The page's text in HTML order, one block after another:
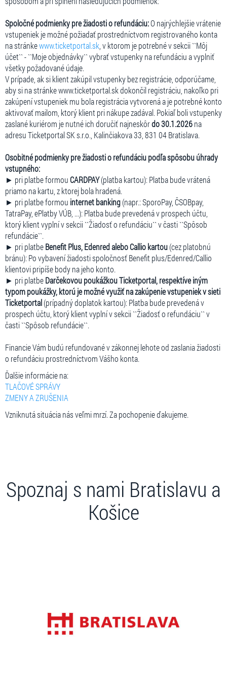
Spoločné podmienky pre žiadosti o refundáciu:O najrýchlejšie vrátenie
vstupeniek je možné požiadať prostredníctvom registrovaného konta
na stránkewww.ticketportal.sk , v ktorom je potrebné v sekcii ``Môj
účet`` - ``Moje objednávky`` vybrať vstupenky na refundáciu a vyplniť
všetky požadované údaje.
V prípade, ak si klient zakúpil vstupenky bez registrácie, odporúčame,
aby si na stránke www.ticketportal.sk dokončil registráciu, nakoľko pri
zakúpení vstupeniek mu bola registrácia vytvorená a je potrebné konto
aktivovať mailom, ktorý klient pri nákupe zadával. Pokiaľ boli vstupenky
zaslané kuriérom je nutné ich doručiť najneskôrdo 30.1.2026na
adresu Ticketportal SK s.r.o., Kalinčiakova 33, 831 04 Bratislava.
Osobitné podmienky pre žiadosti o refundáciu podľa spôsobu úhrady
vstupného:
► pri platbe formouCARDPAY(platba kartou): Platba bude vrátená
priamo na kartu, z ktorej bola hradená.
► pri platbe formou internet banking(napr.: SporoPay, ČSOBpay,
TatraPay, ePlatby VÚB, ...): Platba bude prevedená v prospech účtu,
ktorý klient vyplní v sekcii ``Žiadosť o refundáciu`` v časti ``Spôsob
refundácie``.
► pri platbeBenefit Plus, Edenred alebo Callio kartou(cez platobnú
bránu): Po vybavení žiadosti spoločnosť Benefit plus/Edenred/Callio
klientovi pripíše body na jeho konto.
► pri platbeDarčekovou poukážkou Ticketportal, respektíve iným
typom poukážky, ktorú je možné využiť na zakúpenie vstupeniek v sieti
Ticketportal(prípadný doplatok kartou): Platba bude prevedená v
prospech účtu, ktorý klient vyplní v sekcii ``Žiadosť o refundáciu`` v
časti ``Spôsob refundácie``.
Financie Vám budú refundované v zákonnej lehote od zaslania žiadosti
o refundáciu prostredníctvom Vášho konta.
Ďalšie informácie na:
TLAČOVÉ SPRÁVY
ZMENY A ZRUŠENIA
Vzniknutá situácia nás veľmi mrzí. Za pochopenie ďakujeme.
Spoznaj s nami Bratislavu a
Košice